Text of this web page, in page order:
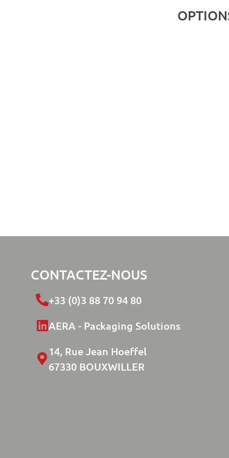
CONTACTEZ-NOUS
+33 (0)3 88 70 94 80
AERA - Packaging Solutions
14, Rue Jean Hoeffel
67330 BOUXWILLER